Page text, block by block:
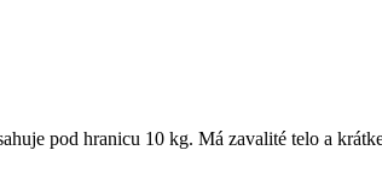
pod hranicu 10 kg. Má zavalité telo a